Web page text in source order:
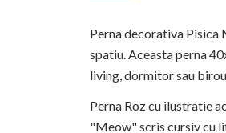
Perna decorativa Pisica
spatiu. Aceasta perna
living, dormitor sau
Perna Roz cu ilustratie
"Meow" scris cursiv cu